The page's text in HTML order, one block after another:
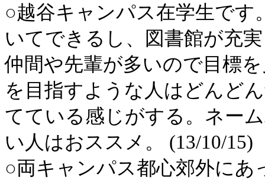
○越谷キャンパス在学生です
いてできるし、図書館が充
仲間や先輩が多いので目標
を目指すような人はどんど
てている感じがする。ネー
い人はおススメ。 (13/10/15)
○両キャンパス都心郊外にあ